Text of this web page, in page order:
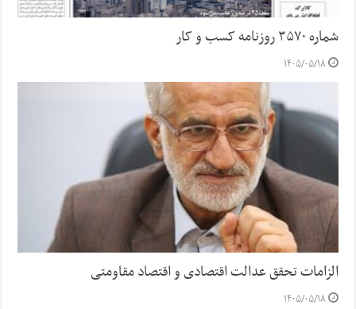
شماره ۳۵۷۰ روزنامه کسب و کار
۱۴۰۵/۰۵/۱۸
الزامات تحقق عدالت اقتصادی و اقتصاد مقاومتی
۱۴۰۵/۰۵/۱۸